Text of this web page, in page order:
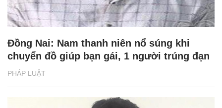
PHÁP LUẬT
Đồng Nai: Nam thanh niên nổ súng khi
chuyển đồ giúp bạn gái, 1 người trúng đạn